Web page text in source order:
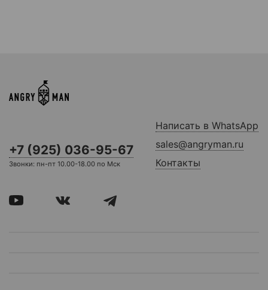
+7 (925) 036-95-67
Звонки: пн-пт 10.00-18.00 по Мск
Написать в WhatsApp
sales@angryman.ru
Контакты